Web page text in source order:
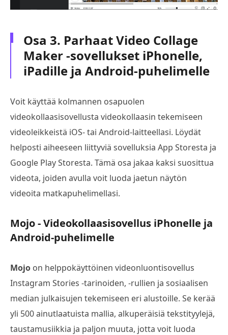
Osa 3. Parhaat Video Collage
Maker -sovellukset iPhonelle,
iPadille ja Android-puhelimelle
Voit käyttää kolmannen osapuolen
videokollaasisovellusta videokollaasin tekemiseen
videoleikkeistä iOS- tai Android-laitteellasi. Löydät
helposti aiheeseen liittyviä sovelluksia App Storesta ja
Google Play Storesta. Tämä osa jakaa kaksi suosittua
videota, joiden avulla voit luoda jaetun näytön
videoita matkapuhelimellasi.
Mojo - Videokollaasisovellus iPhonelle ja
Android-puhelimelle
Mojo on helppokäyttöinen videonluontisovellus
Instagram Stories -tarinoiden, -rullien ja sosiaalisen
median julkaisujen tekemiseen eri alustoille. Se kerää
yli 500 ainutlaatuista mallia, alkuperäisiä tekstityylejä,
taustamusiikkia ja paljon muuta, jotta voit luoda